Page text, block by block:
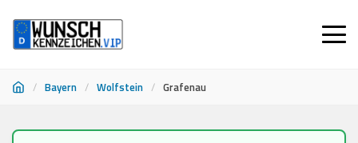
/ Bayern / Wolfstein / Grafenau